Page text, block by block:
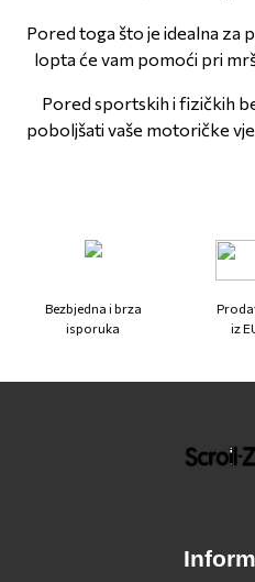
Pored toga što je idealna za
lopta će vam pomoći pri
Pored sportskih i fizičkih
poboljšati vaše motoričke
Bezbjedna i brza
isporuka
iz